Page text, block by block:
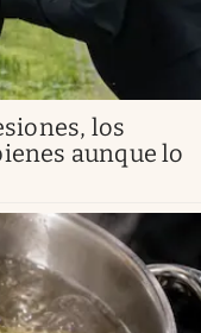
los
aunque lo